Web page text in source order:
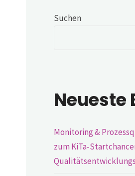
Suchen
Neueste
Monitoring &
zum KiTa-